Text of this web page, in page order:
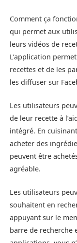
Comment ça
qui permet aux
leurs vidéos de
L’application
recettes et de les
les diffuser sur
Les utilisateurs
de leur recette à
intégré. En
acheter des
peuvent être
agréable.
Les utilisateurs
souhaitent en
appuyant sur le
barre de recherche